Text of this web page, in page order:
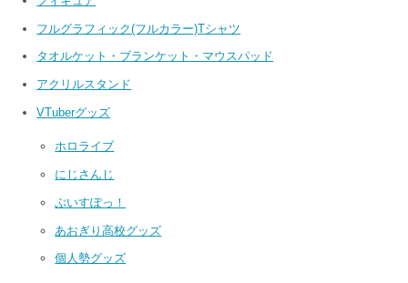
フルグラフィック(フルカラー)Tシャツ
タオルケット・ブランケット・マウスパッド
アクリルスタンド
VTuberグッズ
ホロライブ
にじさんじ
ぶいすぽっ！
あおぎり高校グッズ
個人勢グッズ